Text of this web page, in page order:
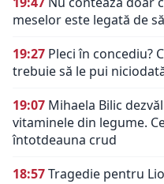
meselor este legată de
19:27 Pleci în concediu?
trebuie să le pui
19:07 Mihaela Bilic
vitaminele din legume.
întotdeauna crud
18:57Tragedie pentru